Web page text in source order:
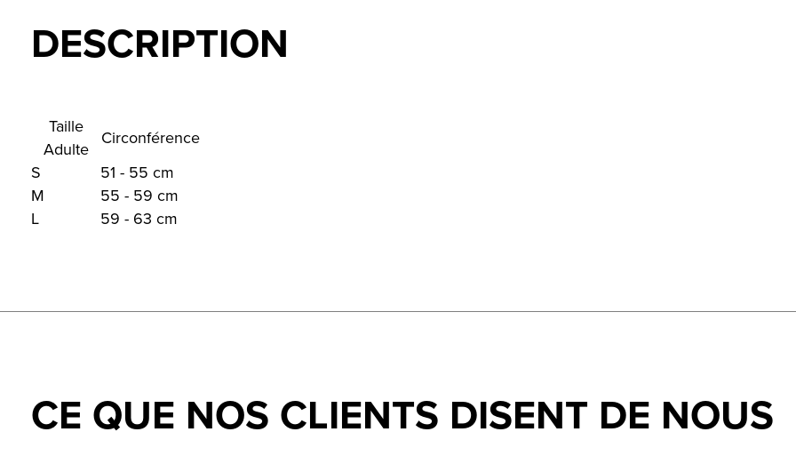
DESCRIPTION
Taille
Adulte Circonférence
S
51 - 55 cm
M
55 - 59 cm
L
59 - 63 cm
CE QUE NOS CLIENTS DISENT DE NOUS